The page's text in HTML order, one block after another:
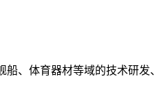
、体育器材等域的技术研发